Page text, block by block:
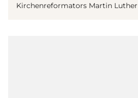
Kirchenreformators Martin